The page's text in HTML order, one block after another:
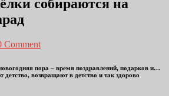
собираются на
Comment
пора – время поздравлений, подарков и…
возвращают в детство и так здорово